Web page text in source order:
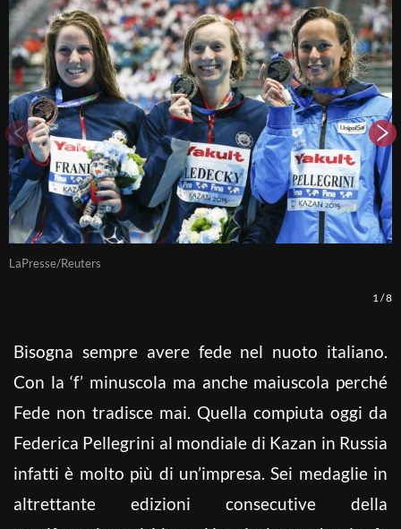
LaPresse/Reuters
1 /8
Bisogna sempre avere fede nel nuoto italiano.
Con la ‘f’ minuscola ma anche maiuscola perché
Fede non tradisce mai. Quella compiuta oggi da
Federica Pellegrini al mondiale di Kazan in Russia
infatti è molto più di un’impresa. Sei medaglie in
altrettante edizioni consecutive della